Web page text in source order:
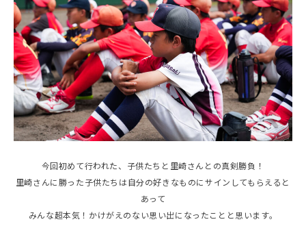
今回初めて行われた、子供たちと里崎さんとの真剣勝負！
里崎さんに勝った子供たちは自分の好きなものにサインしてもらえると
あって
みんな超本気！かけがえのない思い出になったことと思います。